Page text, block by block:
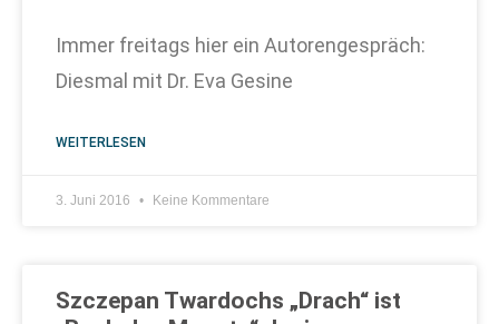
Immer freitags hier ein Autorengespräch:
Diesmal mit Dr. Eva Gesine
WEITERLESEN
3. Juni 2016 Keine Kommentare
Szczepan Twardochs „Drach“ ist